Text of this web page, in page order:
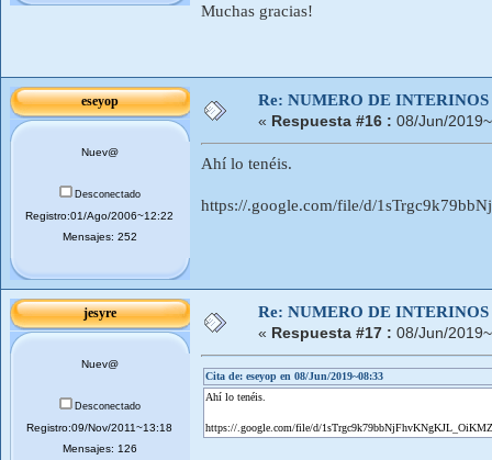
Muchas gracias!
eseyop
Nuev@
Desconectado
Registro:01/Ago/2006~12:22
Mensajes: 252
Re: NUMERO DE
« Respuesta #16 : 08/Jun/
Ahí lo tenéis.
https://.google.com/file/d/
jesyre
Nuev@
Desconectado
Registro:09/Nov/2011~13:18
Mensajes: 126
Re: NUMERO DE
« Respuesta #17 : 08/Jun/
Cita de: eseyop en 08/Jun/2019~08:33
Ahí lo tenéis.
https://.google.com/file/d/